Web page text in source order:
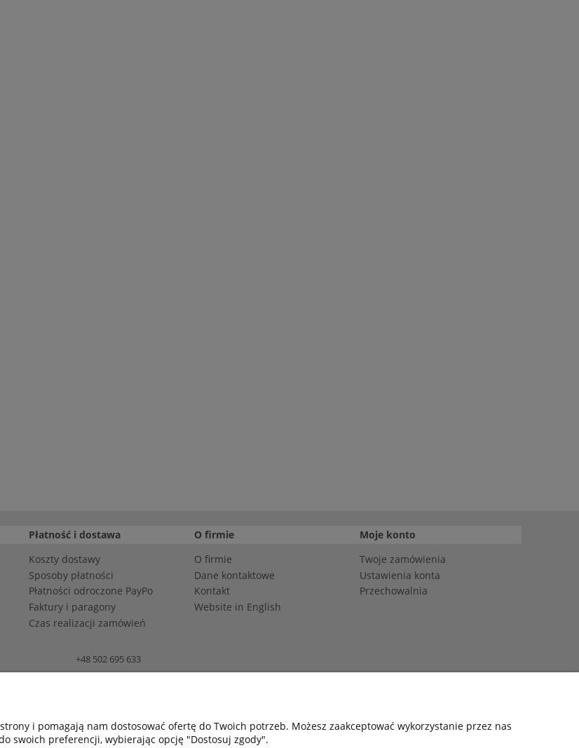
Płatność i dostawa
Koszty dostawy
Sposoby płatności
Płatności odroczone PayPo
Faktury i paragony
Czas realizacji zamówień
O firmie
O firmie
Dane kontaktowe
Kontakt
Website in English
Moje konto
Twoje zamówienia
Ustawienia konta
Przechowalnia
+48 502 695 633
i pomagają nam dostosować ofertę do Twoich potrzeb. Możesz zaakceptować wykorzystanie przez nas
swoich preferencji, wybierając opcję "Dostosuj zgody".